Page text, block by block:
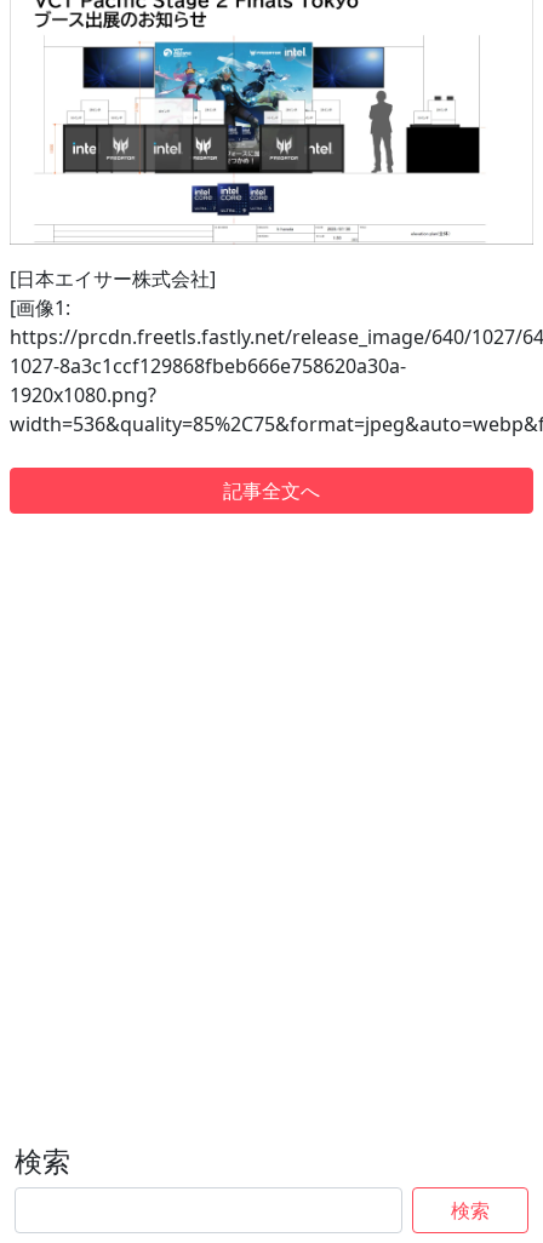
[日本エイサー株式会社]
[画像1:
https://prcdn.freetls.fastly.net/release_image/640/1027/
1027-8a3c1ccf129868fbeb666e758620a30a-
1920x1080.png?
記事全文へ
検索
検索